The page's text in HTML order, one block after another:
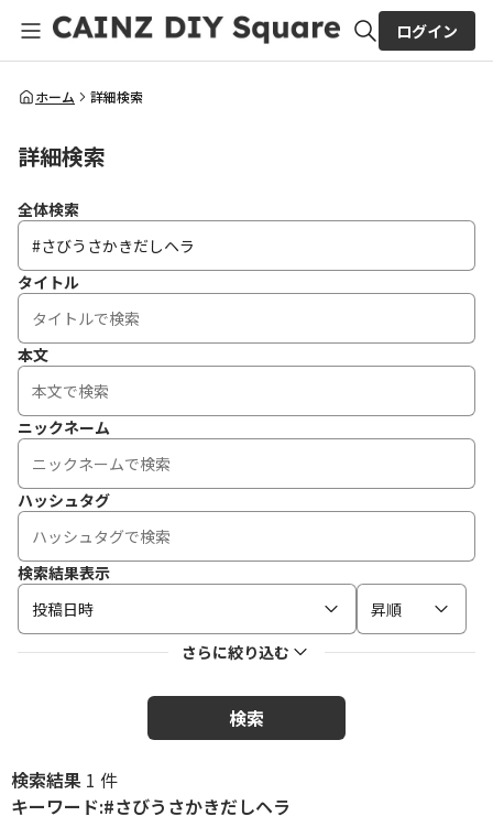
全体検索
ログイン
ホーム 詳細検索
詳細検索
全体検索
タイトル
本文
ニックネーム
ハッシュタグ
検索結果表示
投稿日時
昇順
さらに絞り込む
検索
検索結果 1 件
キーワード:#さびうさかきだしヘラ